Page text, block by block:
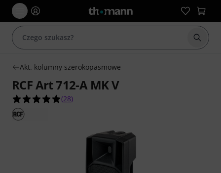
Akt. kolumny szerokopasmowe
RCF Art 712-A MK V
4.9 na 5 gwiazdek z 28 ocen klientów
(28)